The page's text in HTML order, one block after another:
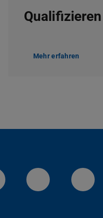
Mehr erfahren
TU Darmstadt
Kanal der TU
Kanal